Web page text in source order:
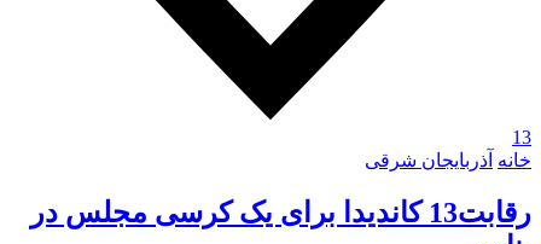
13
خانه آذربایجان شرقی
رقابت13 کاندیدا برای یک کرسی مجلس در